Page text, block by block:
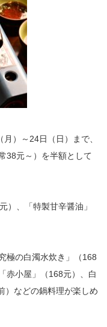
）～24日（日）まで、
38元～）を半額として
）、「特製甘辛醤油」
極の白濁水炊き」（168
赤小屋」（168元）、白
）などの鍋料理が楽しめ